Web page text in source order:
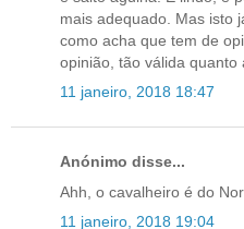
mais adequado. Mas isto
como acha que tem de
opinião, tão válida quanto
11 janeiro, 2018 18:47
Anónimo disse...
Ahh, o cavalheiro é do
11 janeiro, 2018 19:04